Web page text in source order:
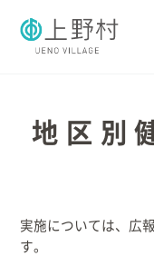
地区別
実施については、広
す。